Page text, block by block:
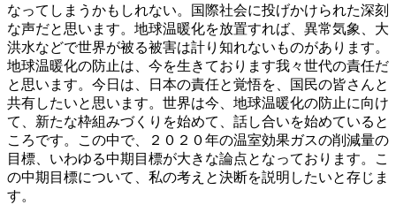
なってしまうかもしれない。国際社会に投げかけられた深刻
な声だと思います。地球温暖化を放置すれば、異常気象、大
洪水などで世界が被る被害は計り知れないものがあります。
地球温暖化の防止は、今を生きております我々世代の責任だ
と思います。今日は、日本の責任と覚悟を、国民の皆さんと
共有したいと思います。世界は今、地球温暖化の防止に向け
て、新たな枠組みづくりを始めて、話し合いを始めていると
ころです。この中で、２０２０年の温室効果ガスの削減量の
目標、いわゆる中期目標が大きな論点となっております。こ
の中期目標について、私の考えと決断を説明したいと存じま
す。